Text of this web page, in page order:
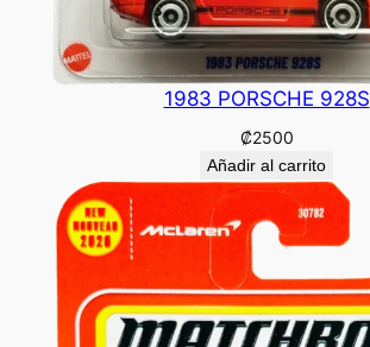
1983 PORSCHE 928S
₡2500
Añadir al carrito